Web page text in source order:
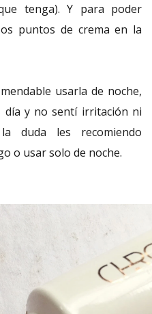
tenga). Y para poder
puntos de crema en la
usarla de noche,
día y no sentí irritación ni
duda les recomiendo
o usar solo de noche.